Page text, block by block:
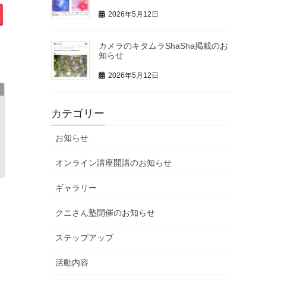
2026年5月12日
カメラのキタムラShaSha掲載のお
知らせ
2026年5月12日
カテゴリー
お知らせ
オンライン講座開講のお知らせ
ギャラリー
クニさん塾開催のお知らせ
ステップアップ
活動内容